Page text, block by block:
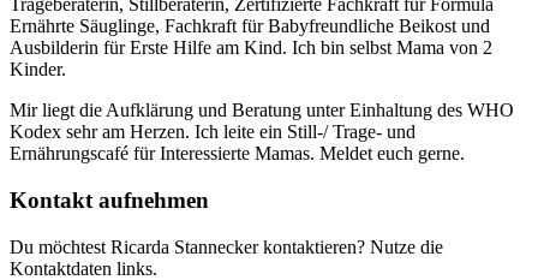
Trageberaterin, Stillberaterin, Zertifizierte Fachkraft für Formula
Ernährte Säuglinge, Fachkraft für Babyfreundliche Beikost und
Ausbilderin für Erste Hilfe am Kind. Ich bin selbst Mama von 2
Kinder.
Mir liegt die Aufklärung und Beratung unter Einhaltung des WHO
Kodex sehr am Herzen. Ich leite ein Still-/ Trage- und
Ernährungscafé für Interessierte Mamas. Meldet euch gerne.
Kontakt aufnehmen
Du möchtest Ricarda Stannecker kontaktieren? Nutze die
Kontaktdaten links.